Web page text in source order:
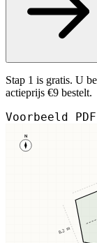
Stap 1 is gratis. U
actieprijs €9 bestelt.
Voorbeeld
N
8,2 m